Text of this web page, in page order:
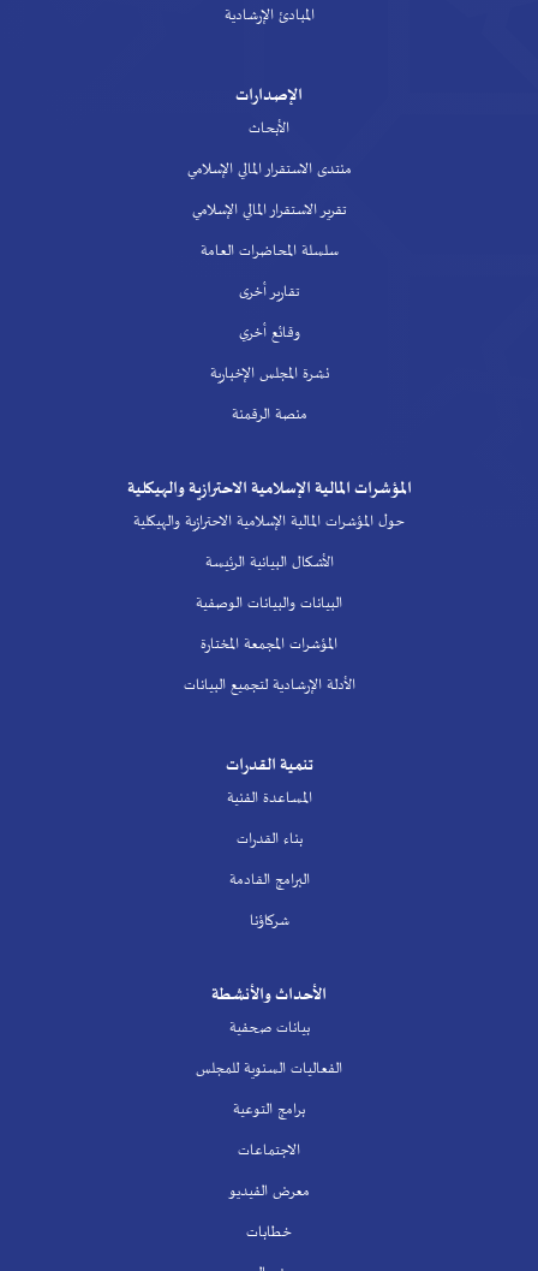
المبادئ الإرشادية
الإصدارات
الأبحاث
منتدى الاستقرار المالي الإسلامي
تقرير الاستقرار المالي الإسلامي
سلسلة المحاضرات العامة
تقارير أخرى
وقائع أخري
نشرة المجلس الإخبارية
منصة الرقمنة
المؤشرات المالية الإسلامية الاحترازية والهيكلية
حول المؤشرات المالية الإسلامية الاحترازية والهيكلية
الأشكال البيانية الرئيسة
البيانات والبيانات الوصفية
المؤشرات المجمعة المختارة
الأدلة الإرشادية لتجميع البيانات
تنمية القدرات
المساعدة الفنية
بناء القدرات
البرامج القادمة
شركاؤنا
الأحداث والأنشطة
بيانات صحفية
الفعاليات السنوية للمجلس
برامج التوعية
الاجتماعات
معرض الفيديو
خطابات